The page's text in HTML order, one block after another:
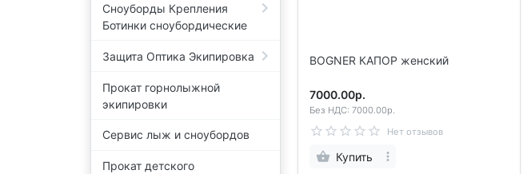
Сноуборды Крепления
Ботинки сноубордические
Защита Оптика Экипировка
Прокат горнолыжной
экипировки
Сервис лыж и сноубордов
Прокат детского
BOGNER КАПОР женский
7000.00р.
Без НДС: 7000.00р.
Нет отзывов
Купить